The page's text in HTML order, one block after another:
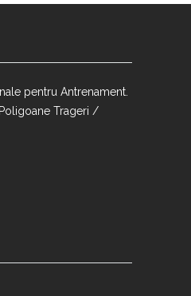
pentru Antrenament.
Trageri /